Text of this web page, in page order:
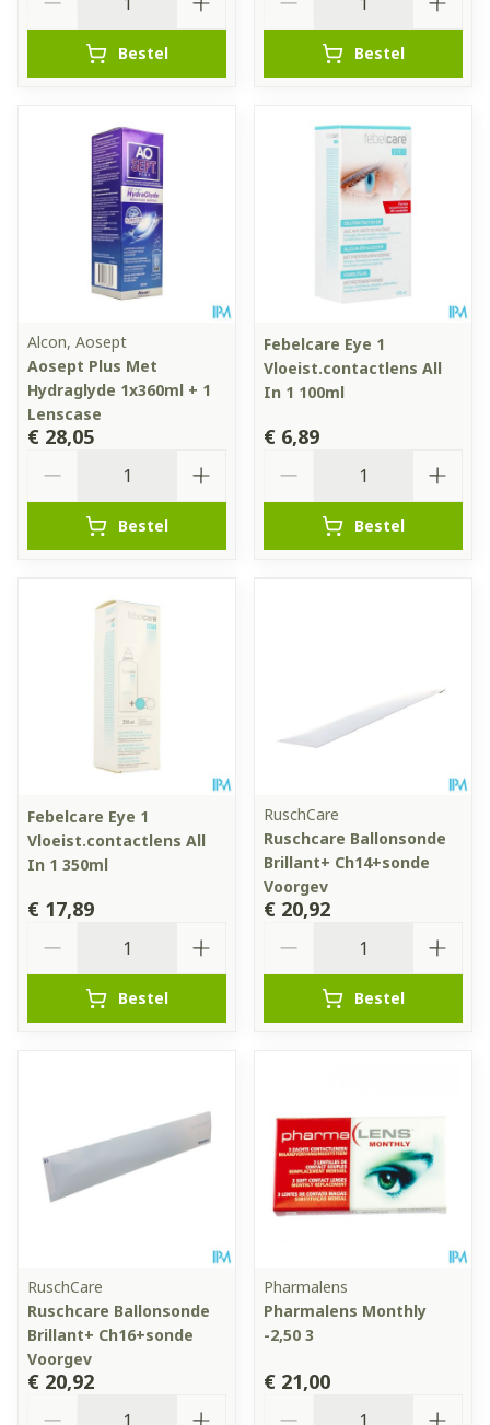
Bestel Bestel
Alcon, Aosept
Aosept Plus Met
Hydraglyde 1x360ml + 1
Lenscase
€ 28,05
Bestel
Febelcare Eye 1
Vloeist.contactlens All
In 1 100ml
€ 6,89
Bestel
Febelcare Eye 1
Vloeist.contactlens All
In 1 350ml
€ 17,89
Bestel
RuschCare
Ruschcare Ballonsonde
Brillant+ Ch14+sonde
Voorgev
€ 20,92
Bestel
RuschCare
Ruschcare Ballonsonde
Brillant+ Ch16+sonde
Voorgev
€ 20,92
Pharmalens
Pharmalens Monthly
-2,50 3
€ 21,00